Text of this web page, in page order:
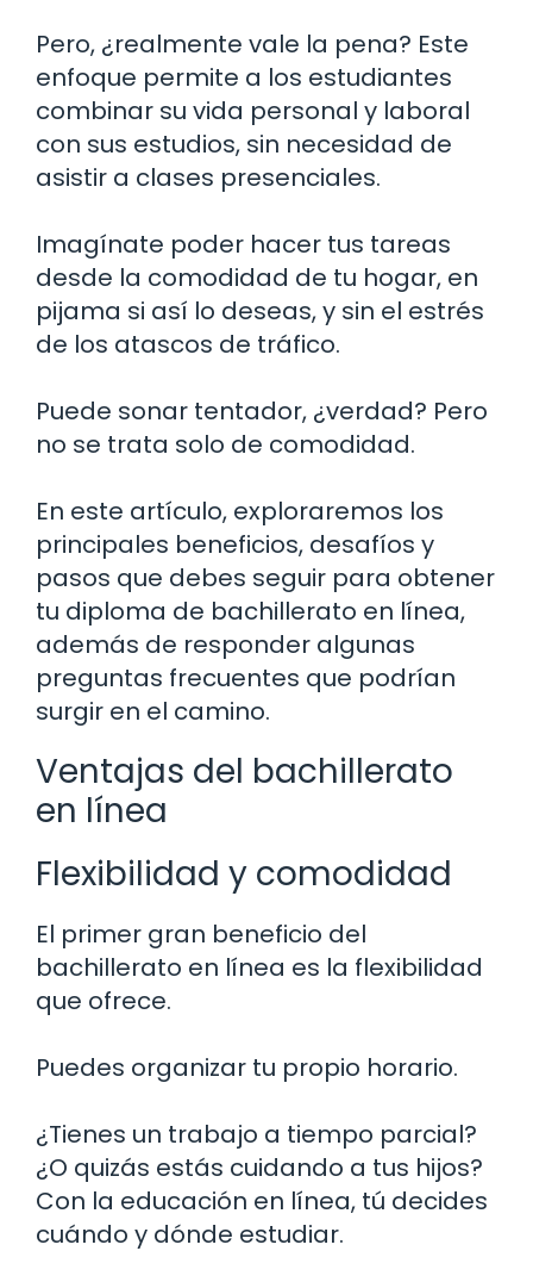
Pero, ¿realmente vale la pena? Este
enfoque permite a los estudiantes
combinar su vida personal y laboral
con sus estudios, sin necesidad de
asistir a clases presenciales.
Imagínate poder hacer tus tareas
desde la comodidad de tu hogar, en
pijama si así lo deseas, y sin el estrés
de los atascos de tráfico.
Puede sonar tentador, ¿verdad? Pero
no se trata solo de comodidad.
En este artículo, exploraremos los
principales beneficios, desafíos y
pasos que debes seguir para obtener
tu diploma de bachillerato en línea,
además de responder algunas
preguntas frecuentes que podrían
surgir en el camino.
Ventajas del bachillerato
en línea
Flexibilidad y comodidad
El primer gran beneficio del
bachillerato en línea es la flexibilidad
que ofrece.
Puedes organizar tu propio horario.
¿Tienes un trabajo a tiempo parcial?
¿O quizás estás cuidando a tus hijos?
Con la educación en línea, tú decides
cuándo y dónde estudiar.